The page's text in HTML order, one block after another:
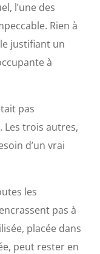
l’une des
Rien à
justifiant un
à
pas
Les trois autres,
d’un vrai
les
pas à
placée dans
peut rester en